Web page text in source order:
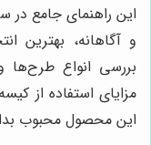
این راهنمای جامع در
و آگاهانه، بهترین
بررسی انواع طرح‌ها
مزایای استفاده از
این محصول محبوب